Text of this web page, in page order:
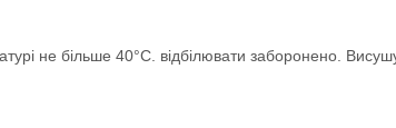
не більше 40°С. відбілювати заборонено.